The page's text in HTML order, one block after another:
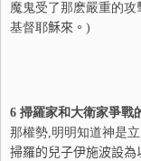
魔鬼受了那麽嚴重的
基督耶穌來。 )
6 掃羅家和大衛家爭戰
那權勢,明明知道神是
掃羅的兒子伊施波設為